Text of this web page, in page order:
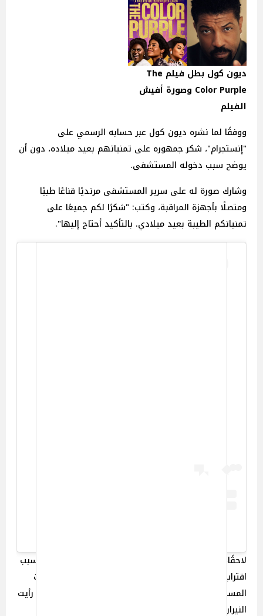
ديون كول بطل فيلم The
Color Purple وصورة أفيش
الفيلم
ووفقًا لما نشره ديون كول عبر حسابه الرسمي على
"إنستجرام"، شكر جمهوره على تمنياتهم بعيد ميلاده، دون أن
يوضح سبب دخوله المستشفى.
وشارك صورة له على سرير المستشفى مرتديًا قناعًا طبيًا
ومتصلًا بأجهزة المراقبة، وكتب: "شكرًا لكم جميعًا على
تمنياتكم الطيبة بعيد ميلادي. بالتأكيد أحتاج إليها".
لاحقًا، نشر كول مقطع فيديو يوثق لحظة إخلائه لمنزله بسبب
اقتراب النيران، وعبّر عن حزنه قائلاً: "هذا اليوم مدمر. غادرت
المستشفى وأنا أشعر بتوعك، واضطررت إلى إخلاء منزلي. رأيت
النيران تتصاعد من خلف المنزل. إنه كابوس".